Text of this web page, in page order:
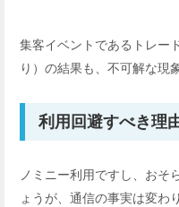
集客イベントであるトレー
り）の結果も、不可解な現
利用回避すべき理
ノミニー利用ですし、おそ
ょうが、通信の事実は変わ